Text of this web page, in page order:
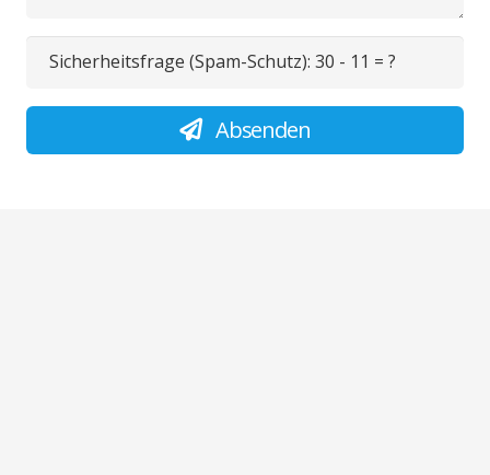
Sicherheitsfrage (Spam-Schutz): 30 - 11 = ?
Absenden